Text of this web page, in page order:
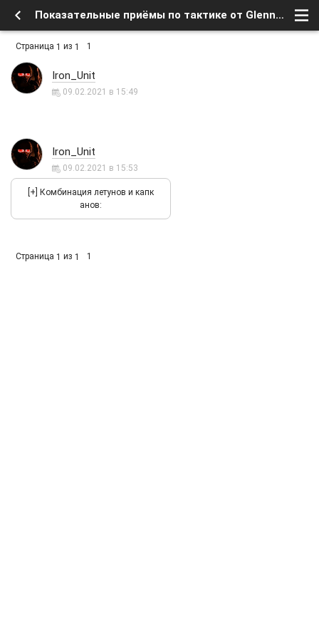
Показательные приёмы по тактике от Glenn - Форум
Страница 1 из 1 1
Iron_Unit
09.02.2021 в 15:49
Iron_Unit
09.02.2021 в 15:53
Страница 1 из 1 1